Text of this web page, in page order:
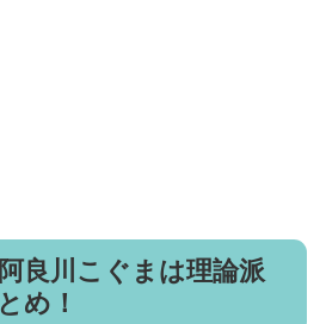
良川こぐまは理論派
め！